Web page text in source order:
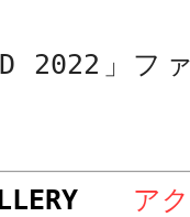
2022 」フ
ア